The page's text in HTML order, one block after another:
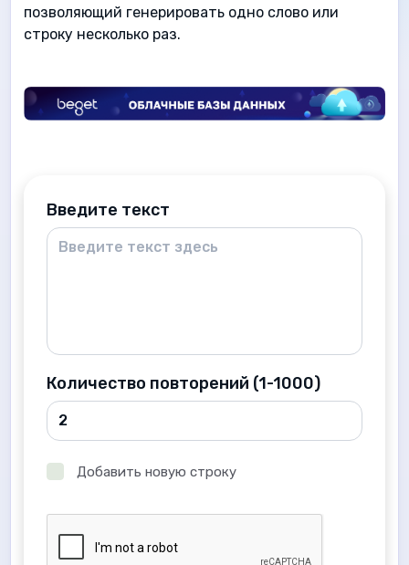
позволяющий генерировать одно слово или
строку несколько раз.
Введите текст
Количество повторений (1-1000)
Добавить новую строку